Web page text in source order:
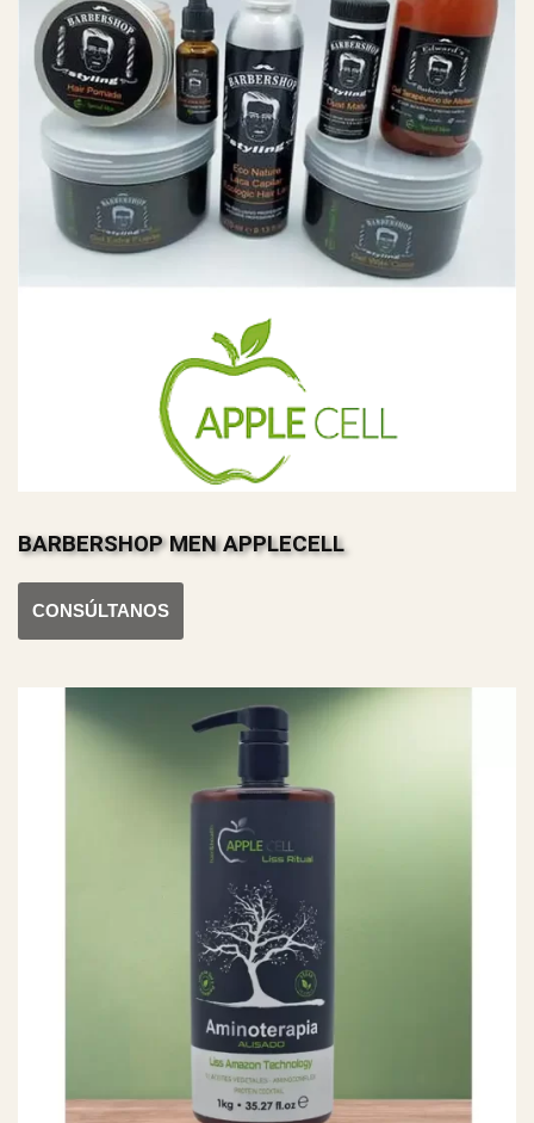
BARBERSHOP MEN APPLECELL
CONSÚLTANOS